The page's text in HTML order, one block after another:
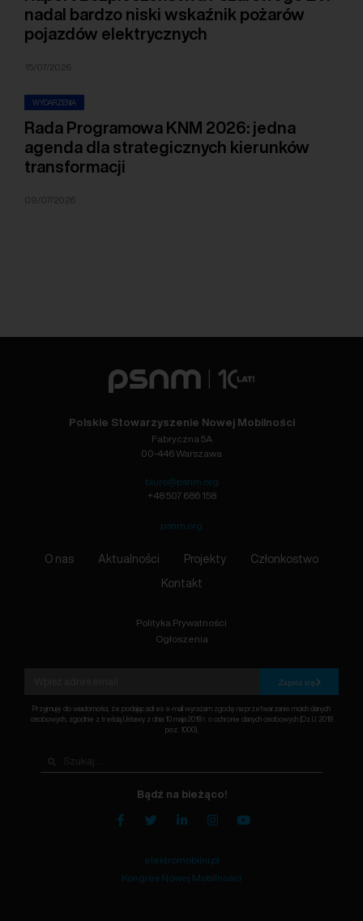
nadal bardzo niski wskaźnik pożarów
pojazdów elektrycznych
15/07/2026
WYDARZENIA
Rada Programowa KNM 2026: jedna
agenda dla strategicznych kierunków
transformacji
09/07/2026
Polskie Stowarzyszenie Nowej Mobilności
Fabryczna 5A
00-446 Warszawa
biuro@psnm.org
+48 507 686 158
psnm.org
O nas Aktualności Projekty Członkostwo
Kontakt
Polityka Prywatności
Ogłoszenia
Zapisz się
Przyjmuję do wiadomości, że podając adres e-mail wyrażam zgodę na przetwarzanie moich danych
osobowych, zgodnie z treścią Ustawy z dnia 10 maja 2018 r. o ochronie danych osobowych (Dz.U. 2018
poz. 1000).
Bądź na bieżąco!
elektromobilni.pl
Kongres Nowej Mobilności